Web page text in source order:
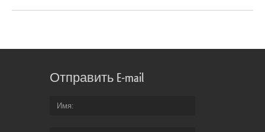
Отправить E-mail
Имя